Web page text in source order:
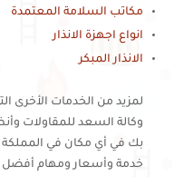
مكاتب السلامة المعتمدة
انواع اجهزة الانذار
الانذار المبكر
لمزيد من الخدمات الأخرى
وكالة السعد للمقاولات
بك في أي مكان في المملكة
خدمة وأسعار ومهام أفضل ،